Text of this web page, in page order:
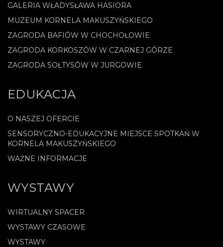
GALERIA WŁADYSŁAWA HASIORA
MUZEUM KORNELA MAKUSZYŃSKIEGO
ZAGRODA BAFIÓW W CHOCHOŁOWIE
ZAGRODA KORKOSZÓW W CZARNEJ GÓRZE
ZAGRODA SOŁTYSÓW W JURGOWIE
EDUKACJA
O NASZEJ OFERCIE
SENSORYCZNO-EDUKACYJNE MIEJSCE SPOTKAŃ W
KORNELA MAKUSZYŃSKIEGO
WAŻNE INFORMACJE
WYSTAWY
WIRTUALNY SPACER
WYSTAWY CZASOWE
WYSTAWY